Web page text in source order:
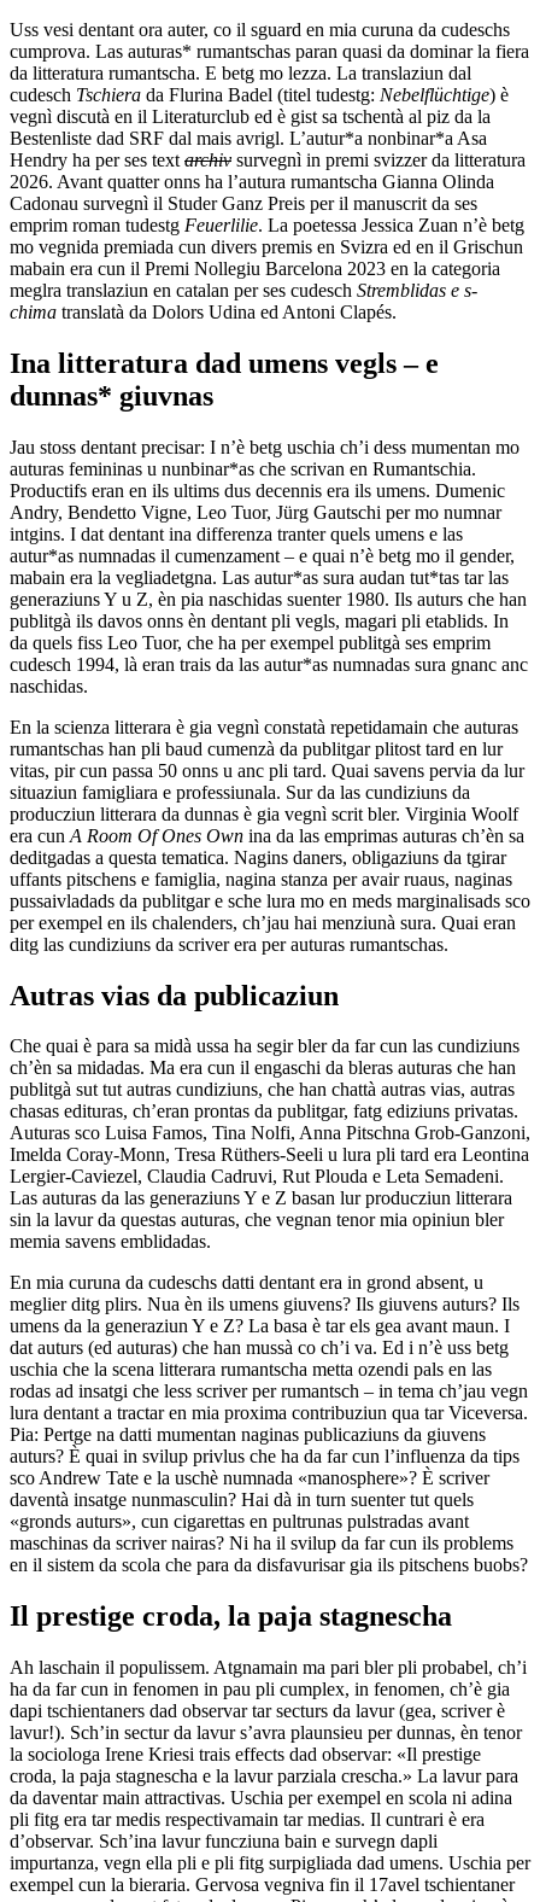
Uss vesi dentant ora auter, co il sguard en mia curuna da cudeschs
cumprova. Las auturas* rumantschas paran quasi da dominar la fiera
da litteratura rumantscha. E betg mo lezza. La translaziun dal
cudesch Tschiera da Flurina Badel (titel tudestg: Nebelflüchtige) è
vegnì discutà en il Literaturclub ed è gist sa tschentà al piz da la
Bestenliste dad SRF dal mais avrigl. L’autur*a nonbinar*a Asa
Hendry ha per ses text archiv survegnì in premi svizzer da litteratura
2026. Avant quatter onns ha l’autura rumantscha Gianna Olinda
Cadonau survegnì il Studer Ganz Preis per il manuscrit da ses
emprim roman tudestg Feuerlilie. La poetessa Jessica Zuan n’è betg
mo vegnida premiada cun divers premis en Svizra ed en il Grischun
mabain era cun il Premi Nollegiu Barcelona 2023 en la categoria
meglra translaziun en catalan per ses cudesch Stremblidas e s-
chima translatà da Dolors Udina ed Antoni Clapés.
Ina litteratura dad umens vegls – e
dunnas* giuvnas
Jau stoss dentant precisar: I n’è betg uschia ch’i dess mumentan mo
auturas femininas u nunbinar*as che scrivan en Rumantschia.
Productifs eran en ils ultims dus decennis era ils umens. Dumenic
Andry, Bendetto Vigne, Leo Tuor, Jürg Gautschi per mo numnar
intgins. I dat dentant ina differenza tranter quels umens e las
autur*as numnadas il cumenzament – e quai n’è betg mo il gender,
mabain era la vegliadetgna. Las autur*as sura audan tut*tas tar las
generaziuns Y u Z, èn pia naschidas suenter 1980. Ils auturs che han
publitgà ils davos onns èn dentant pli vegls, magari pli etablids. In
da quels fiss Leo Tuor, che ha per exempel publitgà ses emprim
cudesch 1994, là eran trais da las autur*as numnadas sura gnanc anc
naschidas.
En la scienza litterara è gia vegnì constatà repetidamain che auturas
rumantschas han pli baud cumenzà da publitgar plitost tard en lur
vitas, pir cun passa 50 onns u anc pli tard. Quai savens pervia da lur
situaziun famigliara e professiunala. Sur da las cundiziuns da
producziun litterara da dunnas è gia vegnì scrit bler. Virginia Woolf
era cun A Room Of Ones Own ina da las emprimas auturas ch’èn sa
deditgadas a questa tematica. Nagins daners, obligaziuns da tgirar
uffants pitschens e famiglia, nagina stanza per avair ruaus, naginas
pussaivladads da publitgar e sche lura mo en meds marginalisads sco
per exempel en ils chalenders, ch’jau hai menziunà sura. Quai eran
ditg las cundiziuns da scriver era per auturas rumantschas.
Autras vias da publicaziun
Che quai è para sa midà ussa ha segir bler da far cun las cundiziuns
ch’èn sa midadas. Ma era cun il engaschi da bleras auturas che han
publitgà sut tut autras cundiziuns, che han chattà autras vias, autras
chasas edituras, ch’eran prontas da publitgar, fatg ediziuns privatas.
Auturas sco Luisa Famos, Tina Nolfi, Anna Pitschna Grob-Ganzoni,
Imelda Coray-Monn, Tresa Rüthers-Seeli u lura pli tard era Leontina
Lergier-Caviezel, Claudia Cadruvi, Rut Plouda e Leta Semadeni.
Las auturas da las generaziuns Y e Z basan lur producziun litterara
sin la lavur da questas auturas, che vegnan tenor mia opiniun bler
memia savens emblidadas.
En mia curuna da cudeschs datti dentant era in grond absent, u
meglier ditg plirs. Nua èn ils umens giuvens? Ils giuvens auturs? Ils
umens da la generaziun Y e Z? La basa è tar els gea avant maun. I
dat auturs (ed auturas) che han mussà co ch’i va. Ed i n’è uss betg
uschia che la scena litterara rumantscha metta ozendi pals en las
rodas ad insatgi che less scriver per rumantsch – in tema ch’jau vegn
lura dentant a tractar en mia proxima contribuziun qua tar Viceversa.
Pia: Pertge na datti mumentan naginas publicaziuns da giuvens
auturs? È quai in svilup privlus che ha da far cun l’influenza da tips
sco Andrew Tate e la uschè numnada «manosphere»? È scriver
daventà insatge nunmasculin? Hai dà in turn suenter tut quels
«gronds auturs», cun cigarettas en pultrunas pulstradas avant
maschinas da scriver nairas? Ni ha il svilup da far cun ils problems
en il sistem da scola che para da disfavurisar gia ils pitschens buobs?
Il prestige croda, la paja stagnescha
Ah laschain il populissem. Atgnamain ma pari bler pli probabel, ch’i
ha da far cun in fenomen in pau pli cumplex, in fenomen, ch’è gia
dapi tschientaners dad observar tar secturs da lavur (gea, scriver è
lavur!). Sch’in sectur da lavur s’avra plaunsieu per dunnas, èn tenor
la sociologa Irene Kriesi trais effects dad observar: «Il prestige
croda, la paja stagnescha e la lavur parziala crescha.» La lavur para
da daventar main attractivas. Uschia per exempel en scola ni adina
pli fitg era tar medis respectivamain tar medias. Il cuntrari è era
d’observar. Sch’ina lavur funcziuna bain e survegn dapli
impurtanza, vegn ella pli e pli fitg surpigliada dad umens. Uschia per
exempel cun la bieraria. Gervosa vegniva fin il 17avel tschientaner